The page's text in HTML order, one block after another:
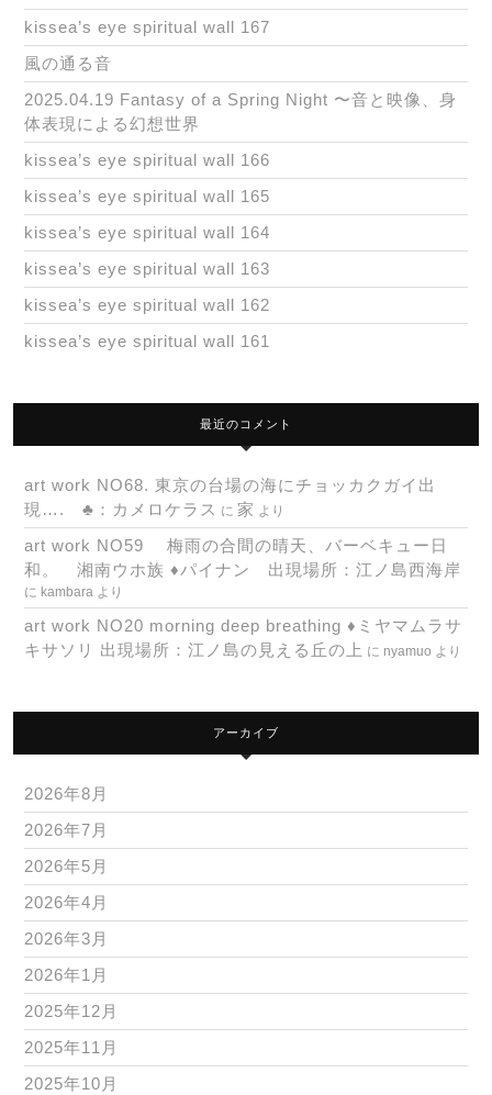
kissea’s eye spiritual wall 167
風の通る音
2025.04.19 Fantasy of a Spring Night 〜音と映像、身
体表現による幻想世界
kissea’s eye spiritual wall 166
kissea’s eye spiritual wall 165
kissea’s eye spiritual wall 164
kissea’s eye spiritual wall 163
kissea’s eye spiritual wall 162
kissea’s eye spiritual wall 161
最近のコメント
art work NO68. 東京の台場の海にチョッカクガイ出
現…. ♣：カメロケラス に 家 より
art work NO59 梅雨の合間の晴天、バーベキュー日
和。 湘南ウホ族 ♦パイナン 出現場所：江ノ島西海岸
に kambara より
art work NO20 morning deep breathing ♦ミヤマムラサ
キサソリ 出現場所：江ノ島の見える丘の上 に nyamuo より
アーカイブ
2026年8月
2026年7月
2026年5月
2026年4月
2026年3月
2026年1月
2025年12月
2025年11月
2025年10月